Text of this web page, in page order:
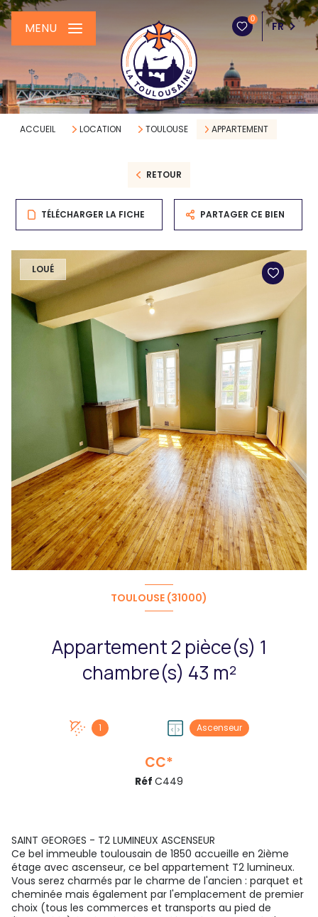
0
FR
MENU
ACCUEIL LOCATION TOULOUSE APPARTEMENT
RETOUR
TÉLÉCHARGER LA FICHE PARTAGER CE BIEN
LOUÉ
TOULOUSE (31000)
Appartement 2 pièce(s) 1
chambre(s) 43 m²
1 Ascenseur
CC*
Réf C449
SAINT GEORGES - T2 LUMINEUX ASCENSEUR
Ce bel immeuble toulousain de 1850 accueille en 2ième
étage avec ascenseur, ce bel appartement T2 lumineux.
Vous serez charmés par le charme de l'ancien : parquet et
cheminée mais également par l'emplacement de premier
choix (tous les commerces et transports au pied de